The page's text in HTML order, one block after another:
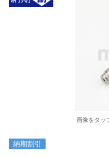
画像をタッ
納期割引